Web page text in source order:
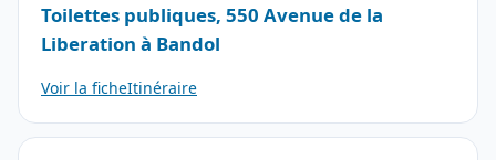
Toilettes publiques, 550 Avenue de la
Liberation à Bandol
Voir la ficheItinéraire